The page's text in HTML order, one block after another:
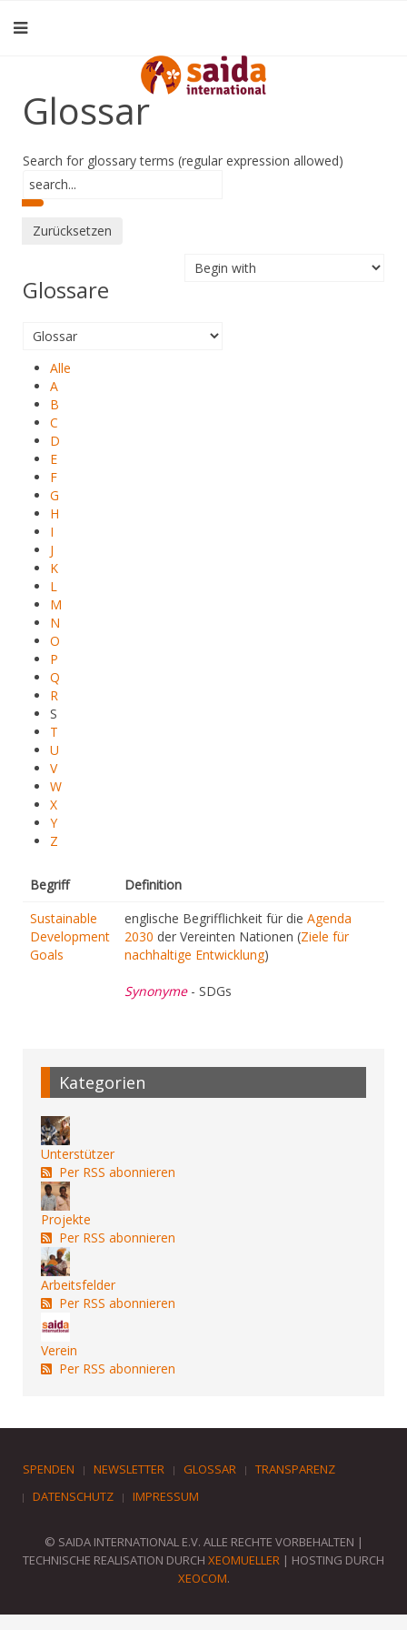
Glossar
Search for glossary terms (regular expression allowed)
Glossare
Alle
A
B
C
D
E
F
G
H
I
J
K
L
M
N
O
P
Q
R
S
T
U
V
W
X
Y
Z
Begriff
Definition
Sustainable
Development
Goals
englische Begrifflichkeit für die Agenda
2030 der Vereinten Nationen (Ziele für
nachhaltige Entwicklung)
Synonyme- SDGs
Kategorien
Unterstützer
Per RSS abonnieren
Projekte
Per RSS abonnieren
Arbeitsfelder
Per RSS abonnieren
Verein
Per RSS abonnieren
SPENDEN NEWSLETTER GLOSSAR
TRANSPARENZ
DATENSCHUTZ
IMPRESSUM
© SAIDA INTERNATIONAL E.V. ALLE RECHTE VORBEHALTEN |
TECHNISCHE REALISATION DURCH XEOMUELLER | HOSTING DURCH
XEOCOM.